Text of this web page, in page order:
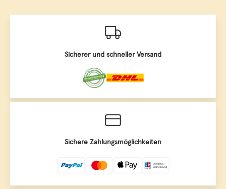
Sicherer und schneller Versand
Sichere Zahlungsmöglichkeiten